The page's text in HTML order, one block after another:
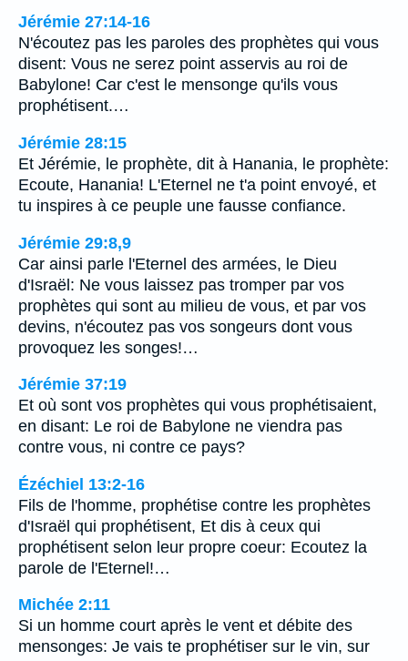
Jérémie 27:14-16
N'écoutez pas les paroles des prophètes qui vous
disent: Vous ne serez point asservis au roi de
Babylone! Car c'est le mensonge qu'ils vous
prophétisent.…
Jérémie 28:15
Et Jérémie, le prophète, dit à Hanania, le prophète:
Ecoute, Hanania! L'Eternel ne t'a point envoyé, et
tu inspires à ce peuple une fausse confiance.
Jérémie 29:8,9
Car ainsi parle l'Eternel des armées, le Dieu
d'Israël: Ne vous laissez pas tromper par vos
prophètes qui sont au milieu de vous, et par vos
devins, n'écoutez pas vos songeurs dont vous
provoquez les songes!…
Jérémie 37:19
Et où sont vos prophètes qui vous prophétisaient,
en disant: Le roi de Babylone ne viendra pas
contre vous, ni contre ce pays?
Ézéchiel 13:2-16
Fils de l'homme, prophétise contre les prophètes
d'Israël qui prophétisent, Et dis à ceux qui
prophétisent selon leur propre coeur: Ecoutez la
parole de l'Eternel!…
Michée 2:11
Si un homme court après le vent et débite des
mensonges: Je vais te prophétiser sur le vin, sur